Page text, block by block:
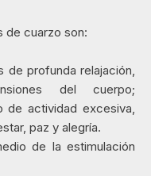
de cuarzo son:
de profunda relajación,
del cuerpo;
de actividad excesiva,
paz y alegría.
de la estimulación